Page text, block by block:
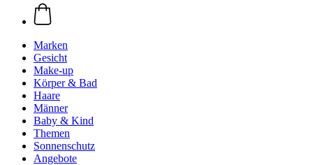
Marken
Gesicht
Make-up
Körper & Bad
Haare
Männer
Baby & Kind
Themen
Sonnenschutz
Angebote